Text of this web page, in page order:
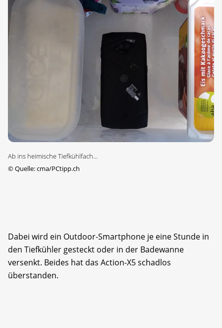
Ab ins heimische Tiefkühlfach...
©Quelle: cma/PCtipp.ch
Dabei wird ein Outdoor-Smartphone je eine Stunde in
den Tiefkühler gesteckt oder in der Badewanne
versenkt. Beides hat das Action-X5 schadlos
überstanden.